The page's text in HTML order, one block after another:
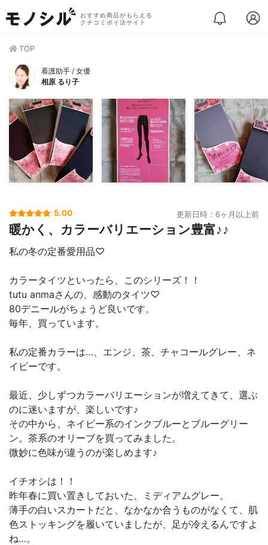
おすすめ商品がもらえる
クチコミポイ活サイト
TOP
看護助手 / 女優
相原 るり子
5.00 更新日時：6ヶ月以上前
暖かく、カラーバリエーション豊富♪♪
私の冬の定番愛用品♡
カラータイツといったら、このシリーズ！！
tutu anmaさんの、感動のタイツ♡
80デニールがちょうど良いです。
毎年、買っています。
私の定番カラーは…、エンジ、茶、チャコールグレー、ネ
イビーです。
最近、少しずつカラーバリエーションが増えてきて、選ぶ
のに迷いますが、楽しいです♪
その中から、ネイビー系のインクブルーとブルーグリー
ン。茶系のオリーブを買ってみました。
微妙に色味が違うのが楽しめます♪
イチオシは！！
昨年春に買い置きしておいた、ミディアムグレー。
薄手の白いスカートだと、なかなか合うものがなくて、肌
色ストッキングを履いていましたが、足が冷えるんですよ
ね…。